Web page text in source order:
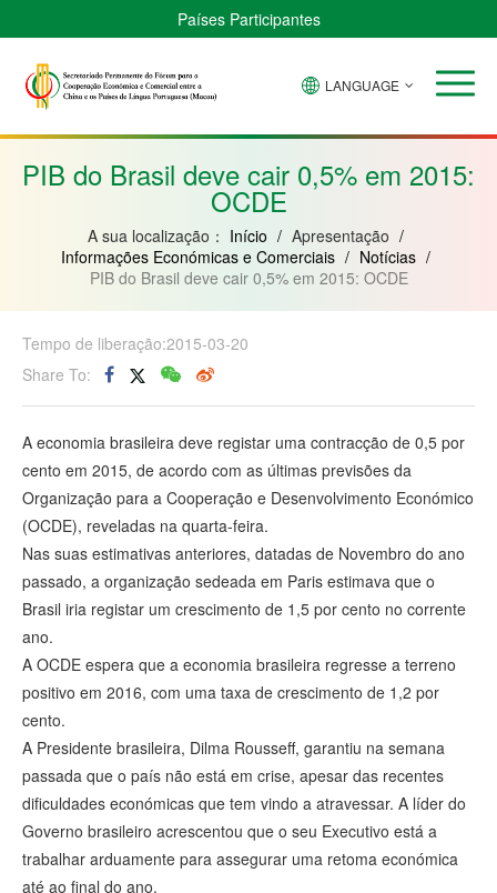
Países Participantes
Verde
Bissau
Guiné
Moçambique
LANGUAGE
PIB do Brasil deve cair 0,5% em 2015:
OCDE
A sua localização： Início / Apresentação /
Informações Económicas e Comerciais / Notícias /
PIB do Brasil deve cair 0,5% em 2015: OCDE
Tempo de liberação:2015-03-20
Share To:
A economia brasileira deve registar uma contracção de 0,5 por
cento em 2015, de acordo com as últimas previsões da
Organização para a Cooperação e Desenvolvimento Económico
(OCDE), reveladas na quarta-feira.
Nas suas estimativas anteriores, datadas de Novembro do ano
passado, a organização sedeada em Paris estimava que o
Brasil iria registar um crescimento de 1,5 por cento no corrente
ano.
A OCDE espera que a economia brasileira regresse a terreno
positivo em 2016, com uma taxa de crescimento de 1,2 por
cento.
A Presidente brasileira, Dilma Rousseff, garantiu na semana
passada que o país não está em crise, apesar das recentes
dificuldades económicas que tem vindo a atravessar. A líder do
Governo brasileiro acrescentou que o seu Executivo está a
trabalhar arduamente para assegurar uma retoma económica
até ao final do ano.